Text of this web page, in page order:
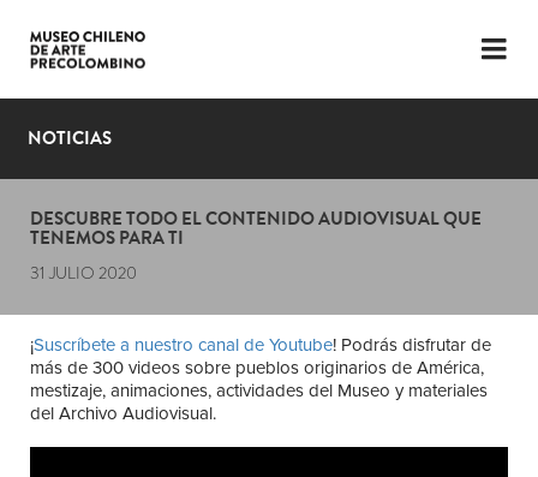
LENGUAJE
PLANIFICA TU VISITA
EXPOSICIONES
COLECCIÓN
EL MUSEO
NOTICIAS
ÚLTIMOS VIDEOS
NOTICIAS
DESCUBRE TODO EL CONTENIDO AUDIOVISUAL QUE
TENEMOS PARA TI
31 JULIO 2020
¡Suscríbete a nuestro canal de Youtube! Podrás disfrutar de
más de 300 videos sobre pueblos originarios de América,
mestizaje, animaciones, actividades del Museo y materiales
del Archivo Audiovisual.